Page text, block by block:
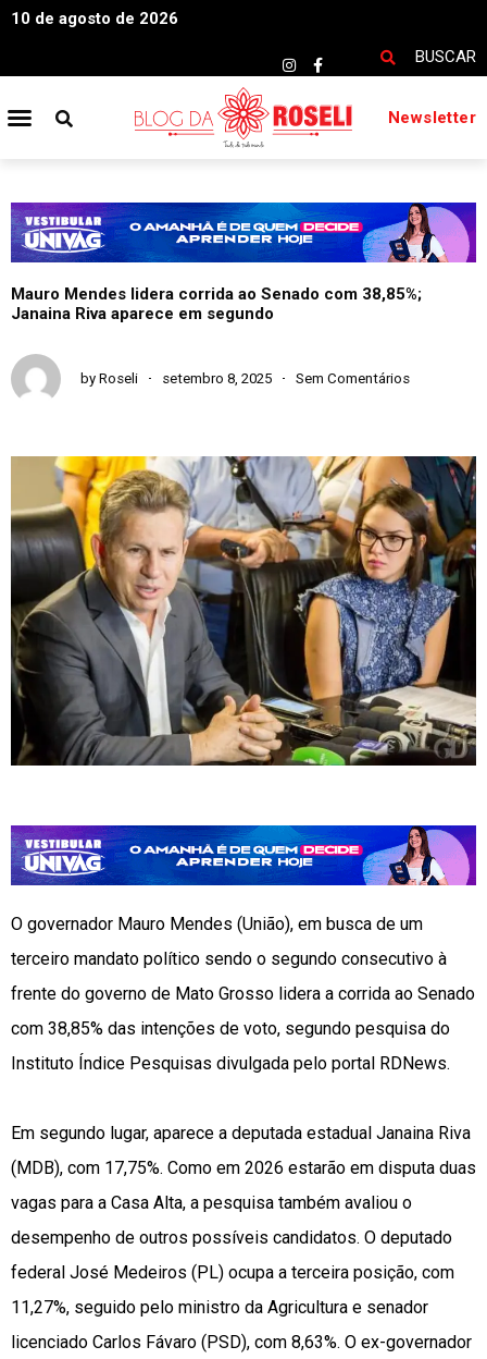
10 de agosto de 2026
BUSCAR
Newsletter
Mauro Mendes lidera corrida ao Senado com 38,85%;
Janaina Riva aparece em segundo
by Roseli setembro 8, 2025 Sem Comentários
O governador Mauro Mendes (União), em busca de um
terceiro mandato político sendo o segundo consecutivo à
frente do governo de Mato Grosso lidera a corrida ao Senado
com 38,85% das intenções de voto, segundo pesquisa do
Instituto Índice Pesquisas divulgada pelo portal RDNews.
Em segundo lugar, aparece a deputada estadual Janaina Riva
(MDB), com 17,75%. Como em 2026 estarão em disputa duas
vagas para a Casa Alta, a pesquisa também avaliou o
desempenho de outros possíveis candidatos. O deputado
federal José Medeiros (PL) ocupa a terceira posição, com
11,27%, seguido pelo ministro da Agricultura e senador
licenciado Carlos Fávaro (PSD), com 8,63%. O ex-governador